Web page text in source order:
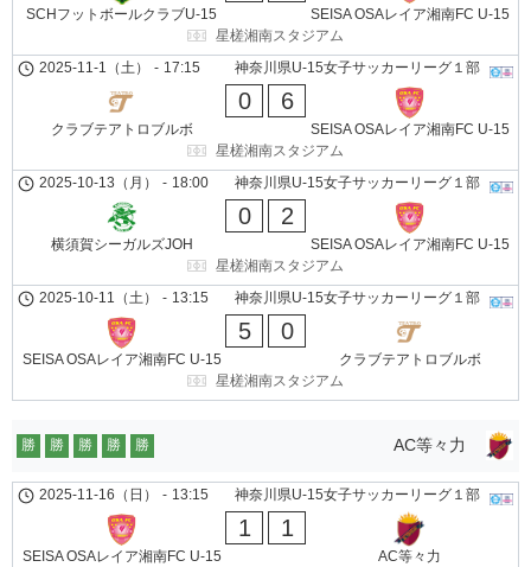
SCHフットボールクラブU-15
SEISA OSAレイア湘南FC U-15
星槎湘南スタジアム
神奈川県U-15女子サッカーリーグ１部
2025-11-1（土） - 17:15
クラブテアトロブルボ
0 6
SEISA OSAレイア湘南FC U-15
星槎湘南スタジアム
神奈川県U-15女子サッカーリーグ１部
2025-10-13（月） - 18:00
横須賀シーガルズJOH
0 2
SEISA OSAレイア湘南FC U-15
星槎湘南スタジアム
神奈川県U-15女子サッカーリーグ１部
2025-10-11（土） - 13:15
SEISA OSAレイア湘南FC U-15
5 0
クラブテアトロブルボ
星槎湘南スタジアム
AC等々力
勝 勝 勝 勝 勝
神奈川県U-15女子サッカーリーグ１部
2025-11-16（日） - 13:15
SEISA OSAレイア湘南FC U-15
1 1
AC等々力